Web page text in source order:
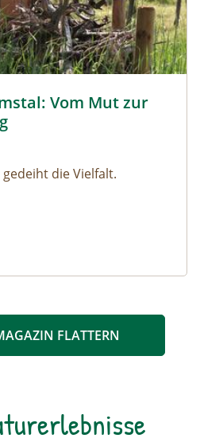
Vom Mut zur
die Vielfalt.
FLATTERN